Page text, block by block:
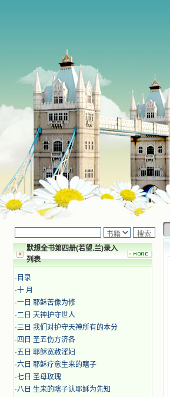
默想全书第四册(若望.兰)录入
列表
· 目录
·十 月
·​​一日 耶稣苦像为修
·二日 天神护守世人
·三日 我们对护守天神所有的本分
· 四日 圣五伤方济各
·五日 耶稣宽赦淫妇
·六日 耶稣疗愈生来的瞎子
·七日 圣母玫瑰
·八日 生来的瞎子认耶稣为先知